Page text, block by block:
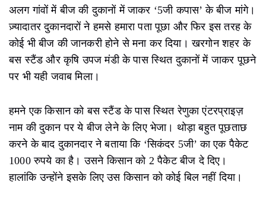
अलग गांवों में बीज की दुकानों में जाकर ‘5जी कपास’ के बीज मांगे।
ज़्यादातर दुकानदारों ने हमसे हमारा पता पूछा और फिर इस तरह के
कोई भी बीज की जानकरी होने से मना कर दिया। खरगोन शहर के
बस स्टैंड और कृषि उपज मंडी के पास स्थित दुकानों में जाकर पूछने
पर भी यही जवाब मिला।
हमने एक किसान को बस स्टैंड के पास स्थित रेणुका एंटरप्राइज़
नाम की दुकान पर ये बीज लेने के लिए भेजा। थोड़ा बहुत पूछताछ
करने के बाद दुकानदार ने बताया कि ‘सिकंदर 5जी’ का एक पैकेट
1000 रुपये का है। उसने किसान को 2 पैकेट बीज दे दिए।
हालांकि उन्होंने इसके लिए उस किसान को कोई बिल नहीं दिया।